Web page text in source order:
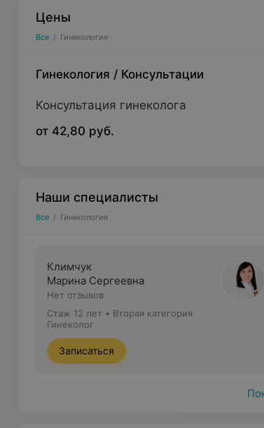
Цены
Все / Гинекология
Гинекология / Консультации
Консультация гинеколога
от 42,80 руб.
Наши специалисты
Все / Гинекология
Климчук
Марина Сергеевна
Нет отзывов
Стаж 12 лет • Вторая категория
Гинеколог
Записаться